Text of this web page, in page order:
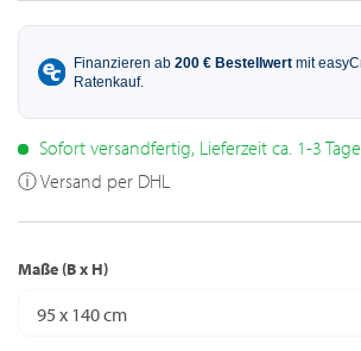
Sofort versandfertig, Lieferzeit ca. 1-3 Tage
ⓘ Versand per DHL
Maße (B x H)
95 x 140 cm